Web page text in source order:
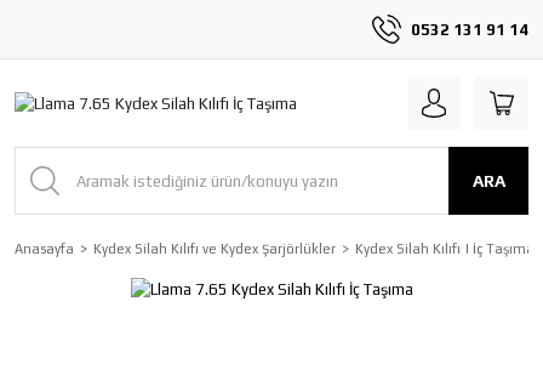
0532 131 91 14
ARA
Anasayfa Kydex Silah Kılıfı ve Kydex Şarjörlükler Kydex Silah Kılıfı | İç Taşıma